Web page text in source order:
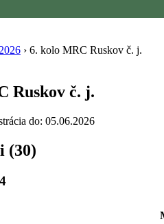
› 6. kolo MRC Ruskov č. j.
Ruskov č. j.
do: 05.06.2026
(30)
4